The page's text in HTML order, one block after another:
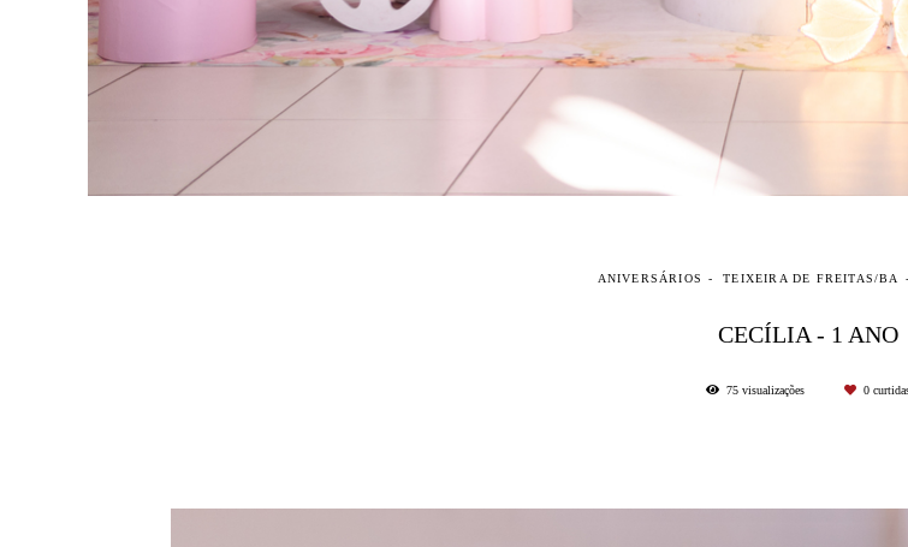
ANIVERSÁRIOS TEIXEIRA DE FREITAS/BA
CECÍLIA - 1 ANO
75 visualizações 0